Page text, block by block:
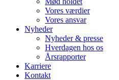
Vores værdier
Vores ansvar
Nyheder
Nyheder & presse
Hverdagen hos os
Årsrapporter
Karriere
Kontakt